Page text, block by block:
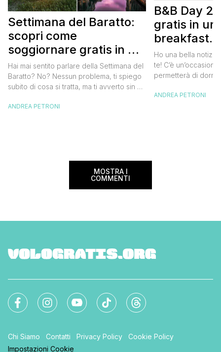
Settimana del Baratto:
scopri come
soggiornare gratis in un
bed and breakfast
Hai mai sentito parlare della Settimana del
Baratto? No? Nessun problema, ti spiego
subito di cosa si tratta, ma ti avverto sin da
tantissimo perché ti permetterà di
ANDREA PETRONI
B&B Day
gratis in un
breakfast.
gratis
Ho una bella
te! C’è
permetterà di
meravigliosi del
ANDREA PETRONI
MOSTRA I
COMMENTI
Chi Siamo Contatti Privacy Policy
Cookie Policy
Impostazioni Cookie